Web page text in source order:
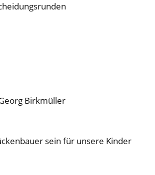
Birkmüller
sein für unsere Kinder